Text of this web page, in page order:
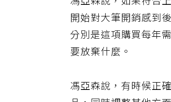
馮亞森說，如果符合
開始對大筆開銷感到
分別是這項購買每年
要放棄什麼。
馮亞森說，有時候正